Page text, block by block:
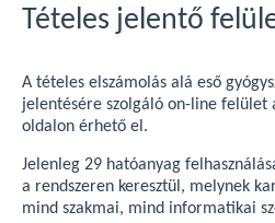
Tételes jelentő
A tételes elszámolás alá eső
jelentésére szolgáló on-line felület
oldalon érhető el.
Jelenleg 29 hatóanyag
a rendszeren keresztül, melynek
mind szakmai, mind informatikai